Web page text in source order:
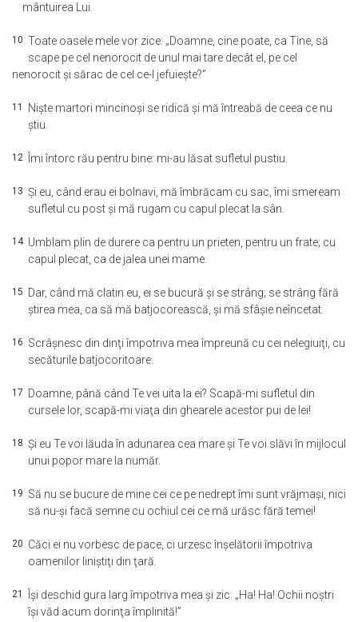
mântuirea Lui.
10 Toate oasele mele vor zice: „Doamne, cine poate, ca Tine, să
scape pe cel nenorocit de unul mai tare decât el, pe cel
nenorocit şi sărac de cel ce-l jefuieşte?”
11
Nişte martori mincinoşi se ridică şi mă întreabă de ceea ce nu
ştiu.
12 Îmi întorc rău pentru bine: mi-au lăsat sufletul pustiu.
13 Şi eu, când erau ei bolnavi, mă îmbrăcam cu sac, îmi smeream
sufletul cu post şi mă rugam cu capul plecat la sân.
14 Umblam plin de durere ca pentru un prieten, pentru un frate; cu
capul plecat, ca de jalea unei mame.
15 Dar, când mă clatin eu, ei se bucură şi se strâng; se strâng fără
ştirea mea, ca să mă batjocorească, şi mă sfâşie neîncetat.
16 Scrâşnesc din dinţi împotriva mea împreună cu cei nelegiuiţi, cu
secăturile batjocoritoare.
17 Doamne, până când Te vei uita la ei? Scapă-mi sufletul din
cursele lor, scapă-mi viaţa din ghearele acestor pui de lei!
18 Şi eu Te voi lăuda în adunarea cea mare şi Te voi slăvi în mijlocul
unui popor mare la număr.
19 Să nu se bucure de mine cei ce pe nedrept îmi sunt vrăjmaşi, nici
să nu-şi facă semne cu ochiul cei ce mă urăsc fără temei!
20 Căci ei nu vorbesc de pace, ci urzesc înşelătorii împotriva
oamenilor liniştiţi din ţară.
21
Îşi deschid gura larg împotriva mea şi zic: „Ha! Ha! Ochii noştri
îşi văd acum dorinţa împlinită!”